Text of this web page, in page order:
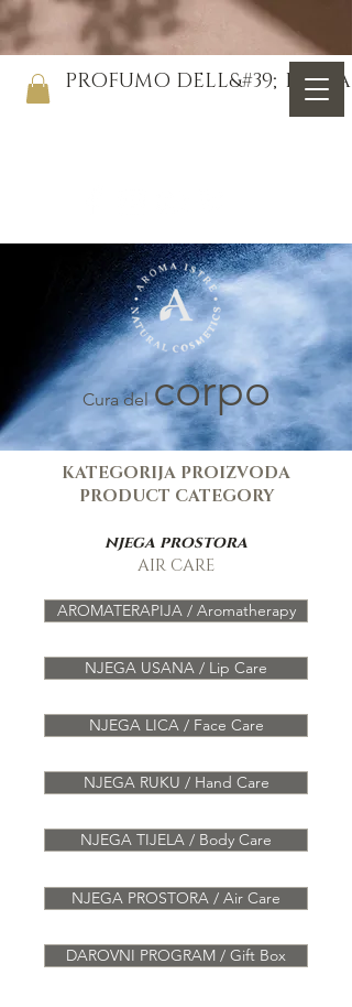
PROFUMO DELL&#39;ISTRIA
Cura del corpo
KATEGORIJA PROIZVODA
PRODUCT CATEGORY
njega prostora
AIR CARE
AROMATERAPIJA / Aromatherapy
NJEGA USANA / Lip Care
NJEGA LICA / Face Care
NJEGA RUKU / Hand Care
NJEGA TIJELA / Body Care
NJEGA PROSTORA / Air Care
DAROVNI PROGRAM / Gift Box